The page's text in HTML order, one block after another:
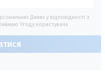
Даних у відповідності з
Угоду користувача